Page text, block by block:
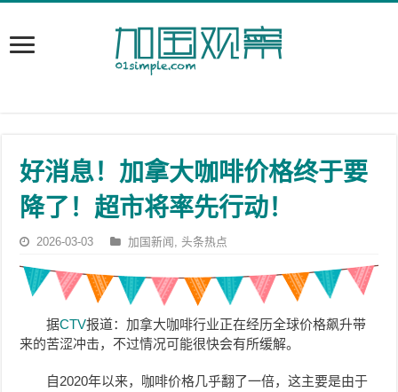
好消息！加拿大咖啡价格终于要
降了！超市将率先行动！
2026-03-03 加国新闻 ,头条热点
据CTV报道：加拿大咖啡行业正在经历全球价格飙升带
来的苦涩冲击，不过情况可能很快会有所缓解。
自2020年以来，咖啡价格几乎翻了一倍，这主要是由于